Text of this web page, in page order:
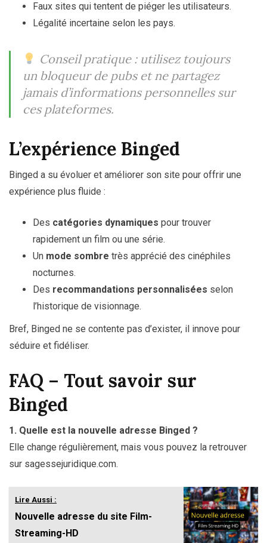
Faux sites qui tentent de piéger les utilisateurs.
Légalité incertaine selon les pays.
Conseil pratique : utilisez toujours
un bloqueur de pubs et ne partagez
jamais d’informations personnelles sur
ces plateformes.
L’expérience Binged
Binged a su évoluer et améliorer son site pour offrir une
expérience plus fluide :
Des catégories dynamiques pour trouver
rapidement un film ou une série.
Un mode sombre très apprécié des cinéphiles
nocturnes.
Des recommandations personnalisées selon
l’historique de visionnage.
Bref, Binged ne se contente pas d’exister, il innove pour
séduire et fidéliser.
FAQ – Tout savoir sur
Binged
1. Quelle est la nouvelle adresse Binged ?
Elle change régulièrement, mais vous pouvez la retrouver
sur sagessejuridique.com.
Lire Aussi :
Nouvelle adresse du site Film-
Streaming-HD